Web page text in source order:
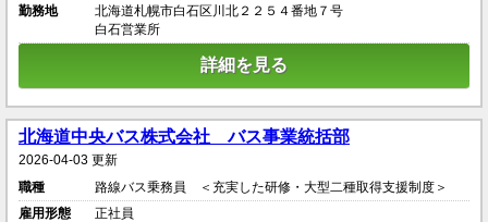
勤務地
北海道札幌市白石区川北２２５４番地７号
白石営業所
詳細を見る
北海道中央バス株式会社 バス事業統括部
2026-04-03 更新
職種
路線バス乗務員 ＜充実した研修・大型二種取得支援制度＞
雇用形態
正社員